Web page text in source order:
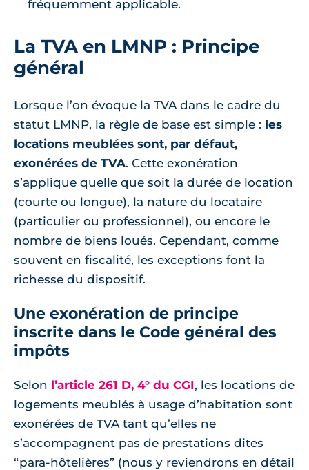
fréquemment applicable.
La TVA en LMNP : Principe
général
Lorsque l’on évoque la TVA dans le cadre du
statut LMNP, la règle de base est simple : les
locations meublées sont, par défaut,
exonérées de TVA. Cette exonération
s’applique quelle que soit la durée de location
(courte ou longue), la nature du locataire
(particulier ou professionnel), ou encore le
nombre de biens loués. Cependant, comme
souvent en fiscalité, les exceptions font la
richesse du dispositif.
Une exonération de principe
inscrite dans le Code général des
impôts
Selon l’article 261 D, 4° du CGI, les locations de
logements meublés à usage d’habitation sont
exonérées de TVA tant qu’elles ne
s’accompagnent pas de prestations dites
“para-hôtelières” (nous y reviendrons en détail